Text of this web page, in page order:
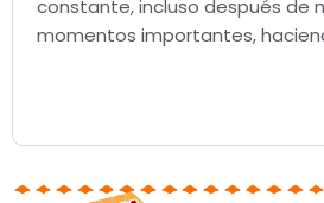
constante, incluso después de
momentos importantes,